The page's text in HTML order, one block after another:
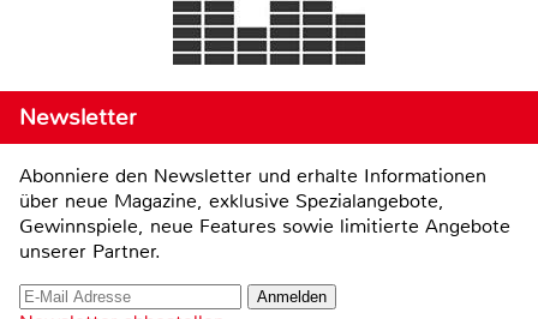
Newsletter
Abonniere den Newsletter und erhalte Informationen
über neue Magazine, exklusive Spezialangebote,
Gewinnspiele, neue Features sowie limitierte Angebote
unserer Partner.